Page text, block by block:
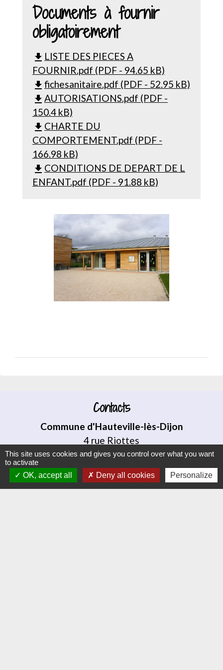
Documents à fournir
obligatoirement
file_download LISTE DES PIECES A
FOURNIR.pdf (PDF - 94.65 kB)
file_download fichesanitaire.pdf (PDF - 52.95 kB)
file_download AUTORISATIONS.pdf (PDF -
150.4 kB)
file_download CHARTE DU
COMPORTEMENT.pdf (PDF -
166.98 kB)
file_download CONDITIONS DE DEPART DE L
ENFANT.pdf (PDF - 91.88 kB)
Contacts
Commune d'Hauteville-lès-Dijon
4 rue Riottes
21121 Hauteville-lès-Dijon - FRANCE
+33 3 80 58 07 08
Contact par formulaire
This site uses cookies and gives you control over what you want
to activate
OK, accept all
Deny all cookies Personalize